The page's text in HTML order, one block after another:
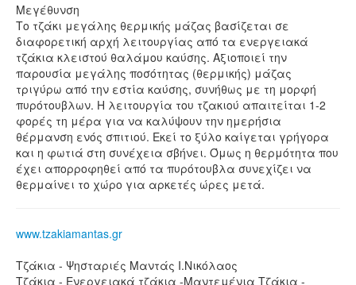
Μεγέθυνση
Το τζάκι μεγάλης θερμικής μάζας βασίζεται σε
διαφορετική αρχή λειτουργίας από τα ενεργειακά
τζάκια κλειστού θαλάμου καύσης. Αξιοποιεί την
παρουσία μεγάλης ποσότητας (θερμικής) μάζας
τριγύρω από την εστία καύσης, συνήθως με τη μορφή
πυρότουβλων. Η λειτουργία του τζακιού απαιτείται 1-2
φορές τη μέρα για να καλύψουν την ημερήσια
θέρμανση ενός σπιτιού. Εκεί το ξύλο καίγεται γρήγορα
και η φωτιά στη συνέχεια σβήνει. Όμως η θερμότητα που
έχει απορροφηθεί από τα πυρότουβλα συνεχίζει να
θερμαίνει το χώρο για αρκετές ώρες μετά.
www.tzakiamantas.gr
Τζάκια - Ψησταριές Μαντάς Ι.Νικόλαος
Τζάκια - Ενεργειακά τζάκια -Μαντεμένια Τζάκια -